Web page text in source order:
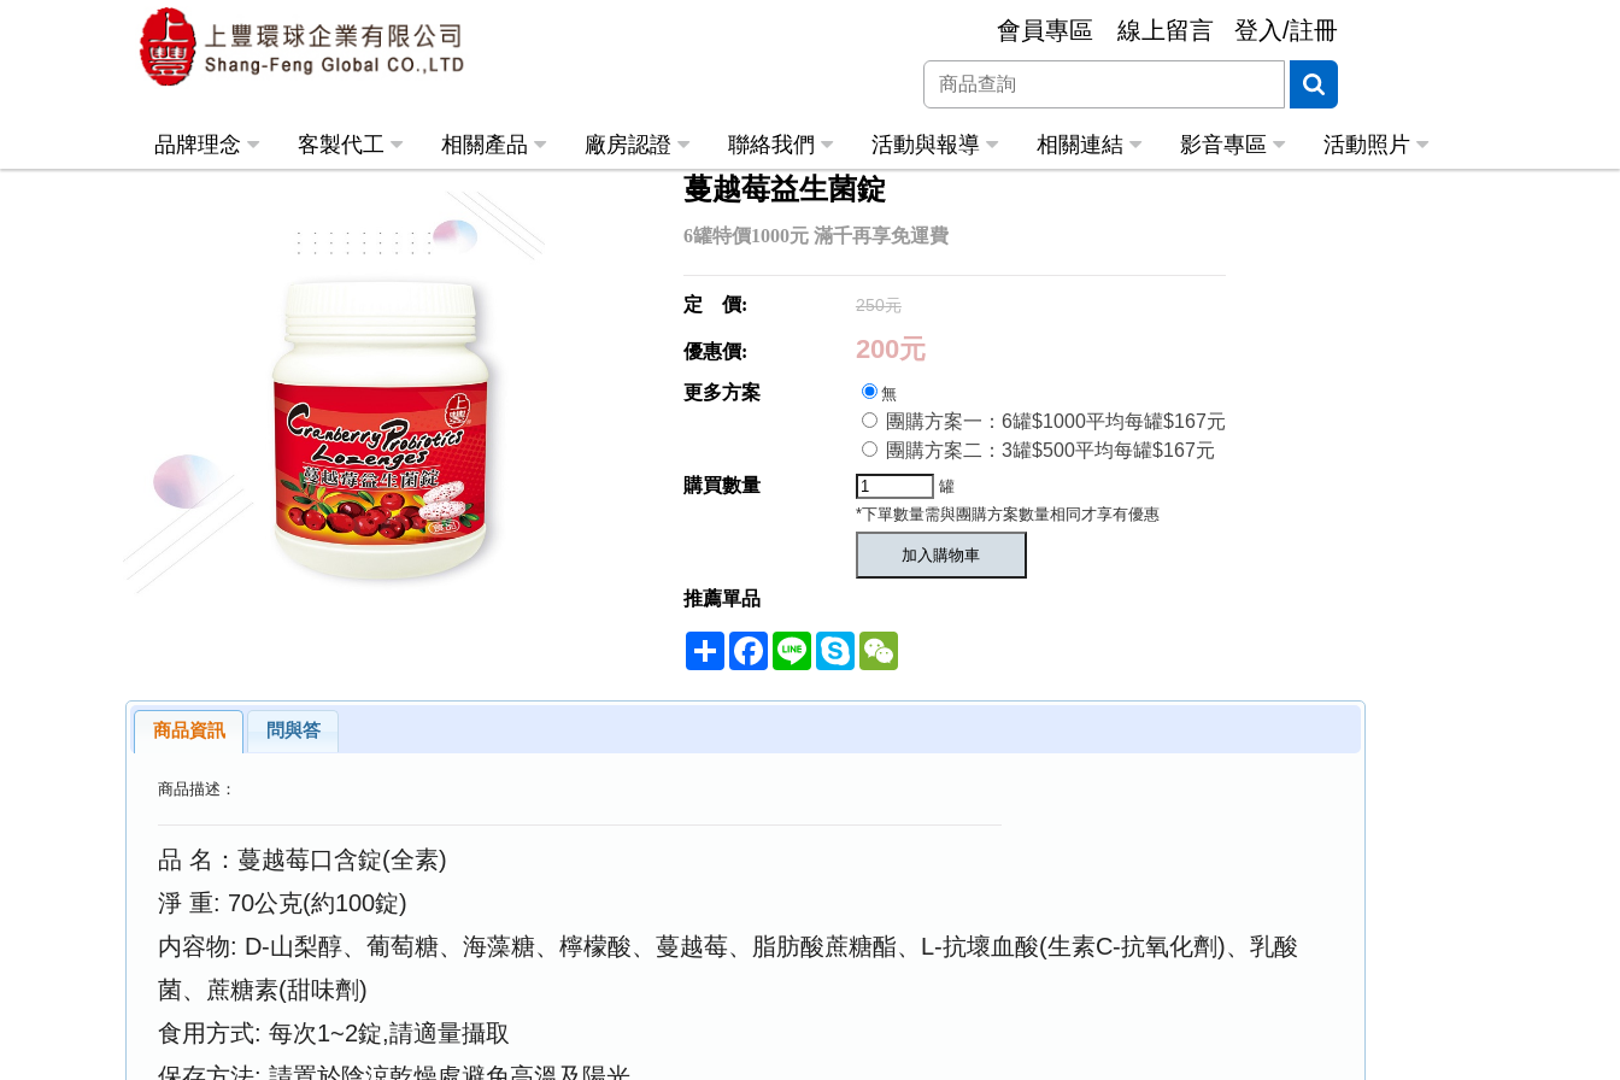
會員專區 線上留言 登入/註冊
品牌理念 客製代工 相關產品 廠房認證 聯絡我們 活動與報導 相關連結 影音專區 活動照片
蔓越莓益生菌錠
6罐特價1000元 滿千再享免運費
定 價: 250元
優惠價: 200元
更多方案 無
團購方案一：6罐$1000平均每罐$167元
團購方案二：3罐$500平均每罐$167元
購買數量
罐
*下單數量需與團購方案數量相同才享有優惠
推薦單品
ShareFacebook
Line SkypeWeChat
商品資訊 問與答
商品描述：
品 名：蔓越莓口含錠(全素)
淨 重: 70公克(約100錠)
内容物: D-山梨醇、葡萄糖、海藻糖、檸檬酸、蔓越莓、脂肪酸蔗糖酯、L-抗壞血酸(生素C-抗氧化劑)、乳酸
菌、蔗糖素(甜味劑)
食用方式: 每次1~2錠,請適量攝取